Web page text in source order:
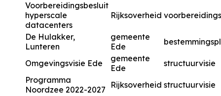
Voorbereidingsbesluit
hyperscale
datacenters
Rijksoverheid
De Hulakker,
Lunteren
gemeente
Ede
Omgevingsvisie Ede
gemeente
Ede
structuurvisie
Programma
Noordzee 2022-2027
Rijksoverheid structuurvisie